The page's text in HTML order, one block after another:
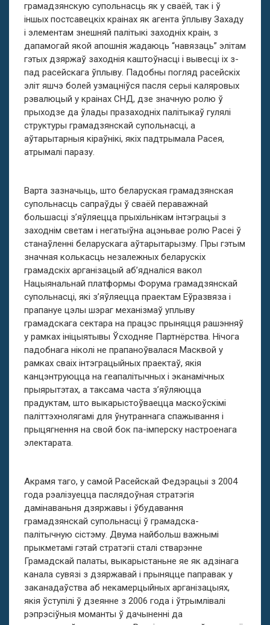
грамадзянскую супольнасць як у сваёй, так і ў
іншых постсавецкіх краінах як агента ўплыву Захаду
і элементам знешняй палітыкі заходніх краін, з
дапамогай якой апошнія жадаюць “навязаць” элітам
гэтых дзяржаў заходнія каштоўнасці і вывесці іх з-
пад расейскага ўплыву. Падобны погляд расейскіх
эліт яшчэ болей узмацніўся пасля серыі каляровых
рэвалюцый у краінах СНД, дзе значную ролю ў
прыходзе да ўлады празаходніх палітыкаў гулялі
структуры грамадзянскай супольнасці, а
аўтарытарныя кіраўнікі, якіх падтрымала Расея,
атрымалі паразу.
Варта зазначыць, што беларуская грамадзянская
супольнасць сапраўды ў сваёй пераважнай
большасці з’яўляецца прыхільнікам інтэграцыі з
заходнім светам і негатыўна ацэньвае ролю Расеі ў
станаўленні беларускага аўтарытарызму. Пры гэтым
значная колькасць незалежных беларускіх
грамадскіх арганізацый аб’ядналіся вакол
Нацыянальнай платформы Форума грамадзянскай
супольнасці, які з’яўляецца праектам Еўразвяза і
прапануе цэлы шэраг механізмаў уплыву
грамадскага сектара на працэс прыняцця рашэнняў
у рамках ініцыятывы Ўсходняе Партнёрства. Нічога
падобнага ніколі не прапаноўвалася Масквой у
рамках сваіх інтэграцыйных праектаў, якія
канцэнтруюцца на геапалітычных і эканамічных
прыярытэтах, а таксама часта з’яўляюцца
прадуктам, што выкарыстоўваецца маскоўскімі
паліттэхнолягамі для ўнутраннага спажывання і
прыцягнення на свой бок па-імперску настроенага
электарата.
Акрамя таго, у самой Расейскай Федэрацыі з 2004
года рэалізуецца паслядоўная стратэгія
дамінаваньня дзяржавы і ўбудавання
грамадзянскай супольнасці ў грамадска-
палітычную сістэму. Двума найбольш важнымі
прыкметамі гэтай стратэгіі сталі стварэнне
Грамадскай палаты, выкарыстаньне яе як адзінага
канала сувязі з дзяржавай і прыняцце паправак у
заканадаўства аб некамерцыйных арганізацыях,
якія ўступілі ў дзеянне з 2006 года і ўтрымлівалі
рэпрэсіўныя моманты ў дачыненні да